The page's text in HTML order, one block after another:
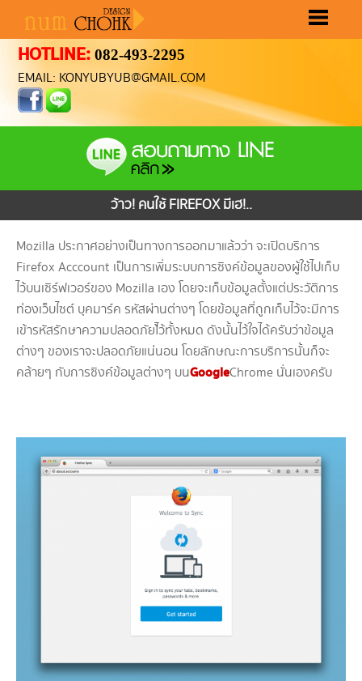
HOTLINE: 082-493-2295
EMAIL: KONYUBYUB@GMAIL.COM
ว้าว! คนใช้ FIREFOX มีเฮ!..
Mozilla ประกาศอย่างเป็นทางการออกมาแล้วว่า จะเปิดบริการ
Firefox Acccount เป็นการเพิ่มระบบการซิงค์ข้อมูลของผู้ใช้ไปเก็บ
ไว้บนเซิร์ฟเวอร์ของ Mozilla เอง โดยจะเก็บข้อมูลตั้งแต่ประวัติการ
ท่องเว็บไซต์ บุคมาร์ค รหัสผ่านต่างๆ โดยข้อมูลที่ถูกเก็บไว้จะมีการ
เข้ารหัสรักษาความปลอดภัยไ้ว้ทั้งหมด ดังนั้นไว้ใจได้ครับว่าข้อมูล
ต่างๆ ของเราจะปลอดภัยแน่นอน โดยลักษณะการบริการนั้นก็จะ
คล้ายๆ กับการซิงค์ข้อมูลต่างๆ บนGoogleChrome นั่นเองครับ